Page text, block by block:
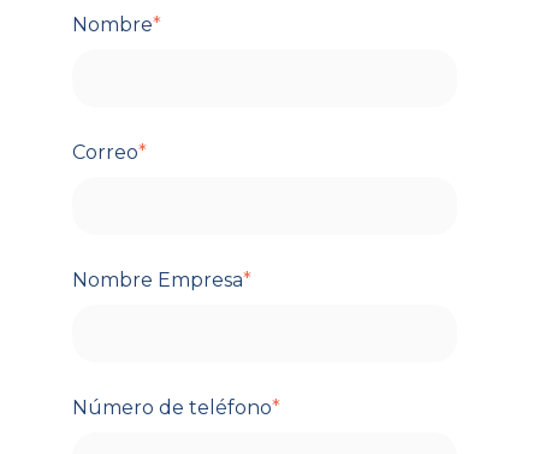
Nombre*
Correo*
Nombre Empresa*
Número de teléfono*